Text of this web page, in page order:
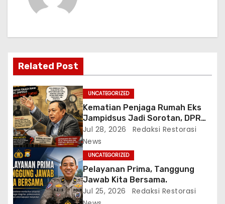
s
p
o
s
Related Post
UNCATEGORIZED
Kematian Penjaga Rumah Eks
Jampidsus Jadi Sorotan, DPR
Desak Pengusutan Tuntas
Berbasis Bukti Ilmiah
Jul 28, 2026
Redaksi Restorasi
News
UNCATEGORIZED
Pelayanan Prima, Tanggung
Jawab Kita Bersama.
Jul 25, 2026
Redaksi Restorasi